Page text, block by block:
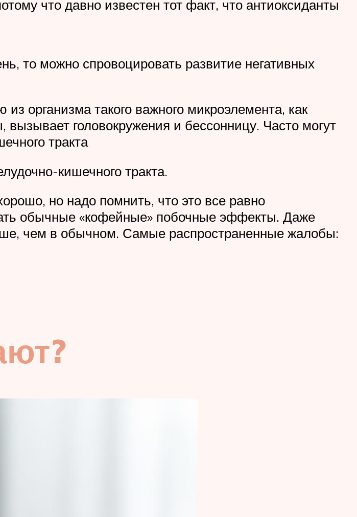
что давно известен тот факт, что антиоксиданты
то можно спровоцировать развитие негативных
организма такого важного микроэлемента, как
головокружения и бессонницу. Часто могут
тракта
кишечного тракта.
но надо помнить, что это все равно
обычные «кофейные» побочные эффекты. Даже
чем в обычном. Самые распространенные жалобы: